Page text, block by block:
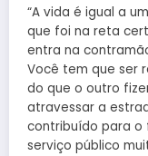
“A vida é igual a
que foi na reta
entra na
Você tem que ser
do que o outro
atravessar a
contribuído para o
serviço público